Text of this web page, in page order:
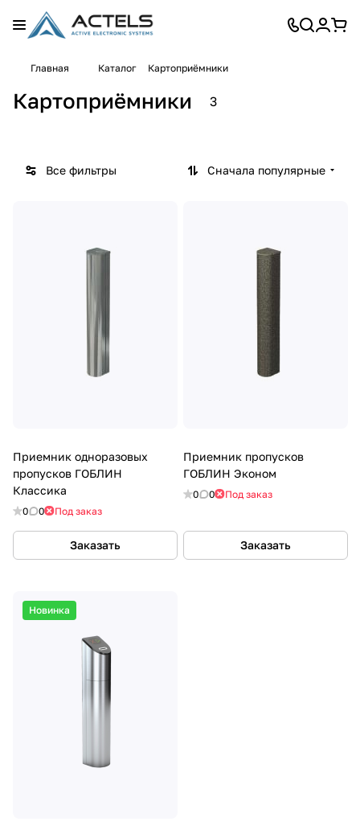
Главная Каталог Картоприёмники
Картоприёмники 3
ARD
товар
OMA
товара
Все фильтры Сначала популярные
Приемник одноразовых
пропусков ГОБЛИН
Классика
0 0 Под заказ
Заказать
Приемник пропусков
ГОБЛИН Эконом
0 0 Под заказ
Заказать
Новинка